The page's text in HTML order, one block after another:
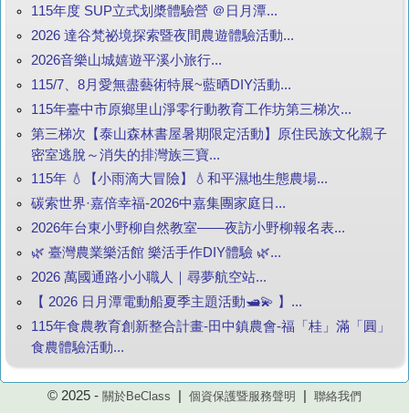
115年度 SUP立式划槳體驗營 ＠日月潭...
2026 達谷梵祕境探索暨夜間農遊體驗活動...
2026音樂山城嬉遊平溪小旅行...
115/7、8月愛無盡藝術特展~藍晒DIY活動...
115年臺中市原鄉里山淨零行動教育工作坊第三梯次...
第三梯次【泰山森林書屋暑期限定活動】原住民族文化親子
密室逃脫～消失的排灣族三寶...
115年 💧【小雨滴大冒險】💧和平濕地生態農場...
碳索世界·嘉倍幸福-2026中嘉集團家庭日...
2026年台東小野柳自然教室——夜訪小野柳報名表...
🌿 臺灣農業樂活館 樂活手作DIY體驗 🌿...
2026 萬國通路小小職人｜尋夢航空站...
【 2026 日月潭電動船夏季主題活動🛥️💫 】...
115年食農教育創新整合計畫-田中鎮農會-福「桂」滿「圓」
食農體驗活動...
© 2025 - 關於BeClass 個資保護暨服務聲明 聯絡我們